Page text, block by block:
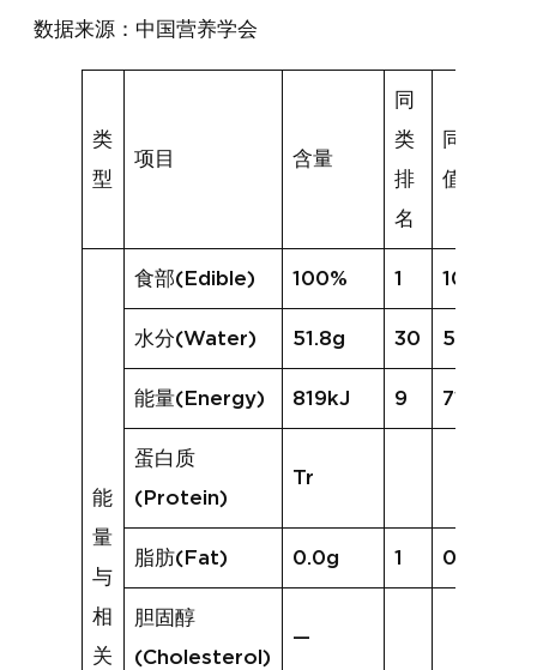
数据来源：中国营养学会
类
型
项目 含量
同
类
排
名
同类均
值
能
量
与
相
关
食部(Edible) 100% 1 100%
水分(Water) 51.8g 30 57.9g
能量(Energy) 819kJ 9 715kJ
蛋白质
(Protein)
Tr
脂肪(Fat) 0.0g 1 0.0g
胆固醇
(Cholesterol)
—